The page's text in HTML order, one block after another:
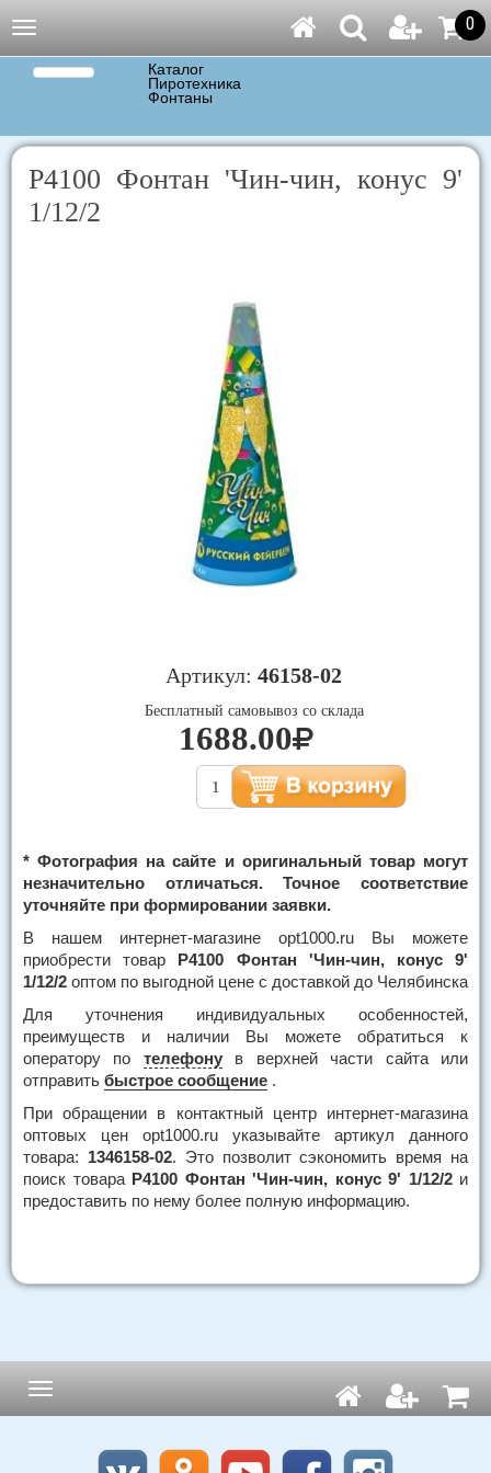
Навигация 0
Каталог
Пиротехника
Фонтаны
Р4100 Фонтан 'Чин-чин, конус 9'
1/12/2
Артикул: 46158-02
Бесплатный самовывоз со склада
1688.00
* Фотография на сайте и оригинальный товар могут
незначительно отличаться. Точное соответствие
уточняйте при формировании заявки.
В нашем интернет-магазине opt1000.ru Вы можете
приобрести товар Р4100 Фонтан 'Чин-чин, конус 9'
1/12/2 оптом по выгодной цене с доставкой до Челябинска
Для уточнения индивидуальных особенностей,
преимуществ и наличии Вы можете обратиться к
оператору по телефонув верхней части сайта или
отправить быстрое сообщение .
При обращении в контактный центр интернет-магазина
оптовых цен opt1000.ru указывайте артикул данного
товара: 1346158-02. Это позволит сэкономить время на
поиск товара Р4100 Фонтан 'Чин-чин, конус 9' 1/12/2и
предоставить по нему более полную информацию.
Навигация